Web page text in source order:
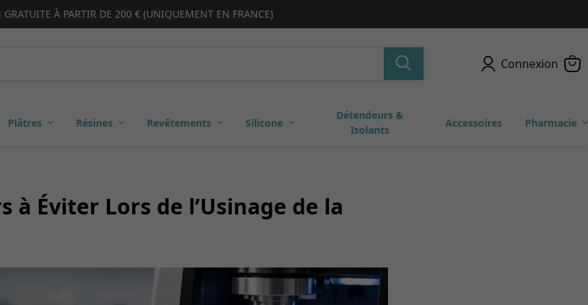
GRATUITE À PARTIR DE 200 € (UNIQUEMENT EN FRANCE)
Connexion
Plâtres Résines Revêtements Silicone
Détendeurs &
Isolants
Accessoires Pharmacie
à Éviter Lors de l’Usinage de la